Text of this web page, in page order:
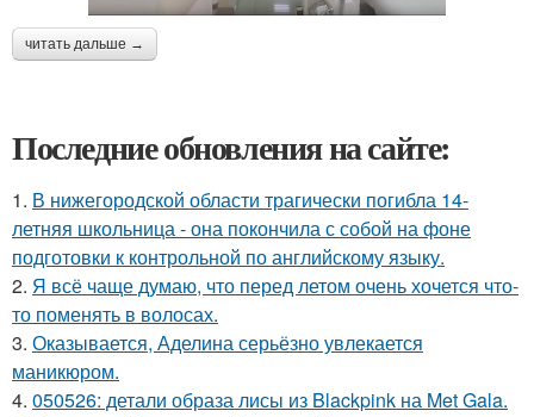
читать дальше →
Последние обновления на сайте:
1. В нижегородской области трагически погибла 14-
летняя школьница - она покончила с собой на фоне
подготовки к контрольной по английскому языку.
2. Я всё чаще думаю, что перед летом очень хочется что-
то поменять в волосах.
3. Оказывается, Аделина серьёзно увлекается
маникюром.
4. 050526: детали образа лисы из Blackpink на Met Gala.